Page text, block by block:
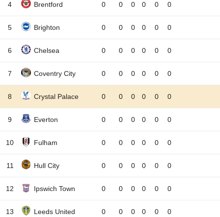
4 Brentford 0 0 0 0 0 0
5 Brighton 0 0 0 0 0 0
6 Chelsea 0 0 0 0 0 0
7 Coventry City 0 0 0 0 0 0
8 Crystal Palace 0 0 0 0 0 0
9 Everton 0 0 0 0 0 0
10 Fulham 0 0 0 0 0 0
11 Hull City 0 0 0 0 0 0
12 Ipswich Town 0 0 0 0 0 0
13 Leeds United 0 0 0 0 0 0